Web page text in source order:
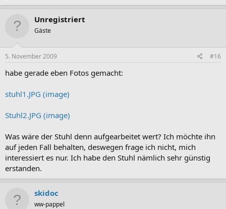
Unregistriert
Gäste
5. November 2009 #16
habe gerade eben Fotos gemacht:
stuhl1.JPG (image)
Stuhl2.JPG (image)
Was wäre der Stuhl denn aufgearbeitet wert? Ich möchte ihn
auf jeden Fall behalten, deswegen frage ich nicht, mich
interessiert es nur. Ich habe den Stuhl nämlich sehr günstig
erstanden.
skidoc
ww-pappel